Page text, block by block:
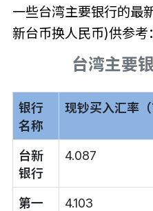
一些台湾主要银行的最
新台币换人民币)供参考：
台湾主要
银行
名称
现钞买入汇率（
台新
银行
4.087
第一
4.103